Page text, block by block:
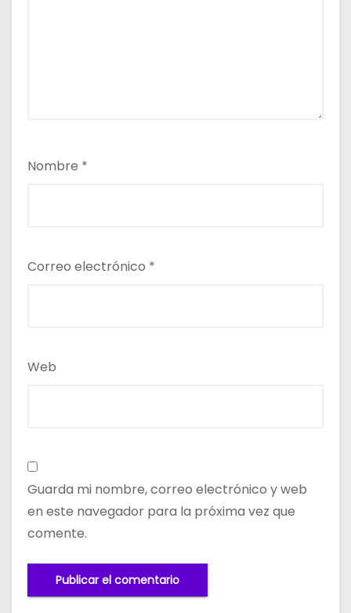
Nombre *
Correo electrónico *
Web
Guarda mi nombre, correo electrónico y web
en este navegador para la próxima vez que
comente.